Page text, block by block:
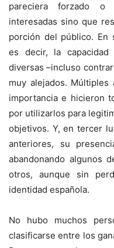
pareciera forzado o
interesadas sino que
porción del público. En
es decir, la capacidad
diversas –incluso
muy alejados.
importancia e hicieron
por utilizarlos para
objetivos. Y, en tercer
anteriores, su
abandonando algunos
otros, aunque sin
identidad española.
No hubo muchos
clasificarse entre los